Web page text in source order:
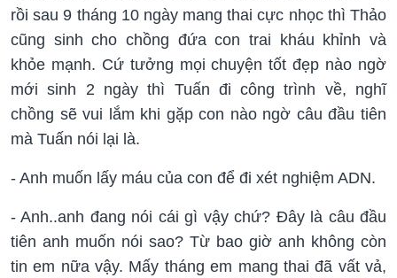
rồi sau 9 tháng 10 ngày mang thai cực nhọc thì Thảo
cũng sinh cho chồng đứa con trai kháu khỉnh và
khỏe mạnh. Cứ tưởng mọi chuyện tốt đẹp nào ngờ
mới sinh 2 ngày thì Tuấn đi công trình về, nghĩ
chồng sẽ vui lắm khi gặp con nào ngờ câu đầu tiên
mà Tuấn nói lại là.
- Anh muốn lấy máu của con để đi xét nghiệm ADN.
- Anh..anh đang nói cái gì vậy chứ? Đây là câu đầu
tiên anh muốn nói sao? Từ bao giờ anh không còn
tin em nữa vậy. Mấy tháng em mang thai đã vất vả,